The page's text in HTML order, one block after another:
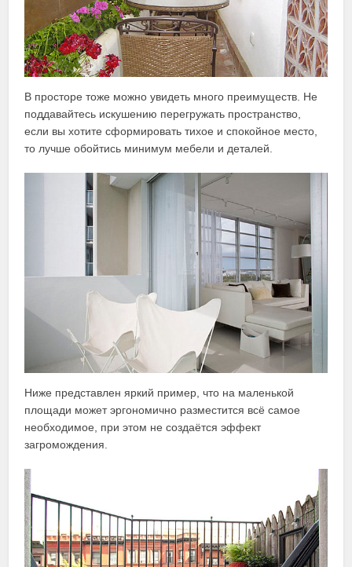
В просторе тоже можно увидеть много преимуществ. Не
поддавайтесь искушению перегружать пространство,
если вы хотите сформировать тихое и спокойное место,
то лучше обойтись минимум мебели и деталей.
Ниже представлен яркий пример, что на маленькой
площади может эргономично разместится всё самое
необходимое, при этом не создаётся эффект
загромождения.